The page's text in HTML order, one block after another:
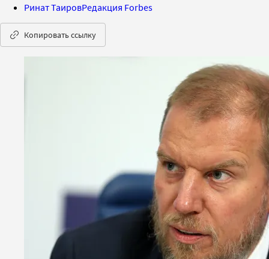
Ринат ТаировРедакция Forbes
Копировать ссылку